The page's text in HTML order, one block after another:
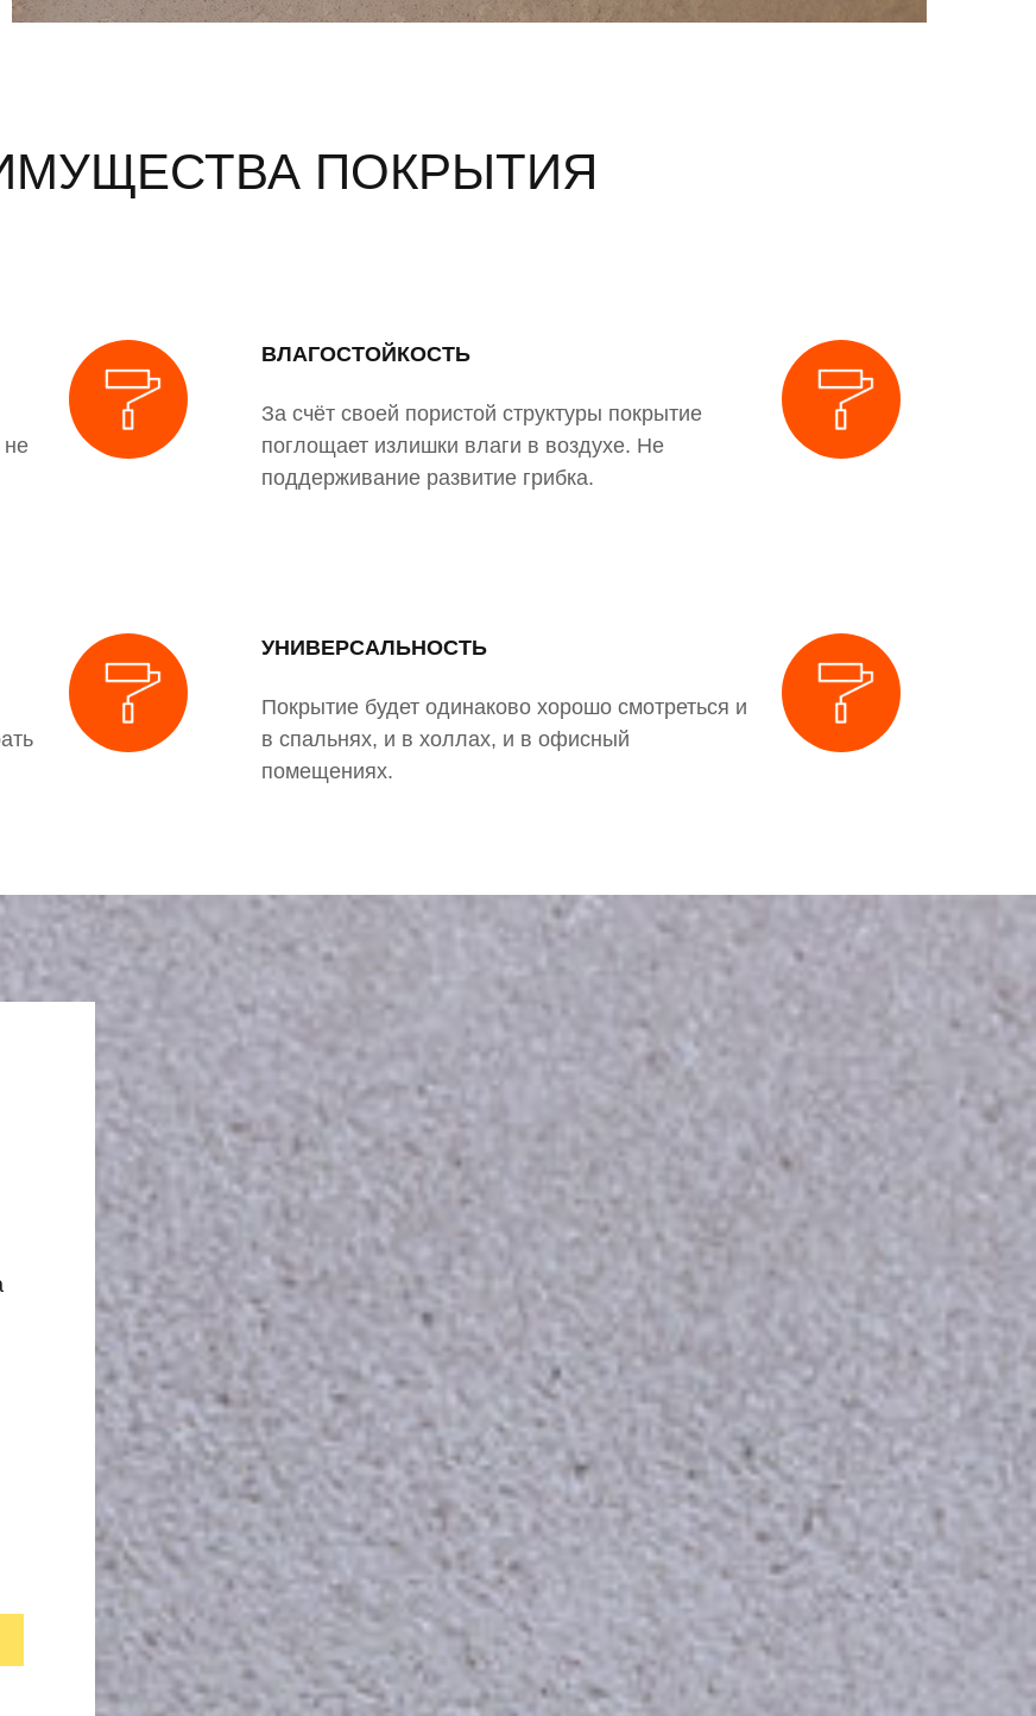
ПОКРЫТИЯ
не
ВЛАГОСТОЙКОСТЬ
За счёт своей пористой структуры покрытие
поглощает излишки влаги в воздухе. Не
поддерживание развитие грибка.
УНИВЕРСАЛЬНОСТЬ
Покрытие будет одинаково хорошо смотреться и
в спальнях, и в холлах, и в офисный
помещениях.